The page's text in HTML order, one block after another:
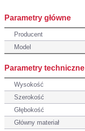
Parametry główne
Producent
Model
Parametry techniczne
Wysokość
Szerokość
Głębokość
Główny materiał